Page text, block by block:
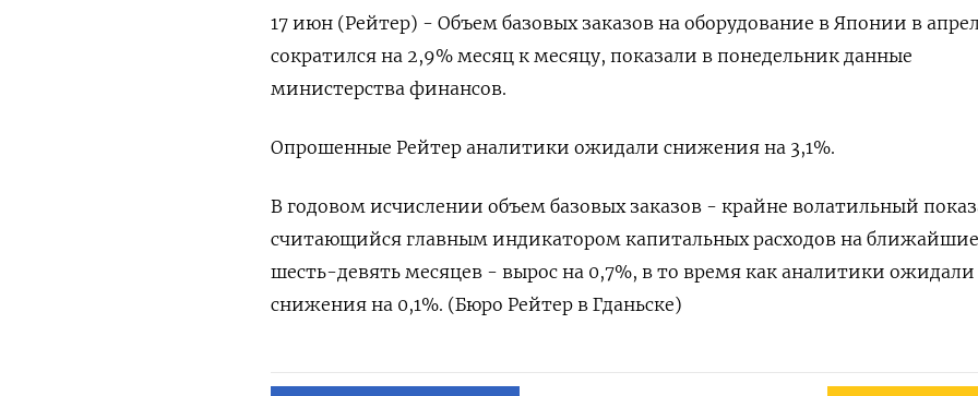
17 июн (Рейтер) - Объем базовых заказов на оборудование в Японии в
сократился на 2,9% месяц к месяцу, показали в понедельник данные
министерства финансов.
Опрошенные Рейтер аналитики ожидали снижения на 3,1%.
В годовом исчислении объем базовых заказов - крайне волатильный
считающийся главным индикатором капитальных расходов на ближайшие
шесть-девять месяцев - вырос на 0,7%, в то время как аналитики ожидали
снижения на 0,1%. (Бюро Рейтер в Гданьске)